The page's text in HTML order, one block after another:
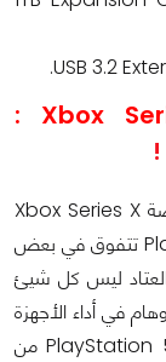
!
امكانيات الاجهزة السابق عرضها تبين تقدم لمنصة Xbox Series X
في الكثير من الجوانب ولكن منصة PlayStation 5 تتفوق في بعض
ليس كل شيئ
في أداء الأجهزة
ولكن على أي حال سواء Xbox Series X أو PlayStation 5 من